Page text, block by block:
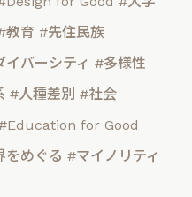
教育 #先住民族
イバーシティ #多様性
#人種差別 #社会
for Good
をめぐる #マイノリティ